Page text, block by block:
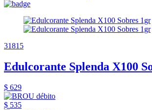
31815
Edulcorante Splenda X100
$ 629
$ 535